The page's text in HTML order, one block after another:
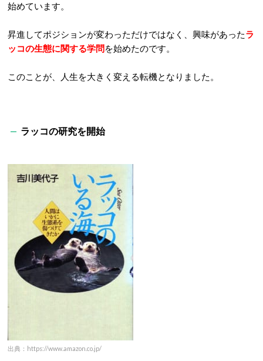
始めています。
昇進してポジションが変わっただけではなく、興味があったラ
ッコの生態に関する学問を始めたのです。
このことが、人生を大きく変える転機となりました。
ラッコの研究を開始
出典：https://www.amazon.co.jp/